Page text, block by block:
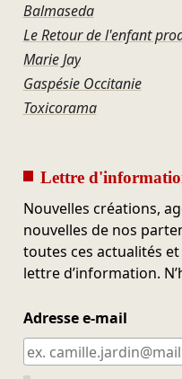
Balmaseda
Le Retour de l'enfant
Marie Jay
Gaspésie Occitanie
Toxicorama
Lettre
Nouvelles créations,
nouvelles de nos
toutes ces actualités
lettre d’information.
Adresse e-mail